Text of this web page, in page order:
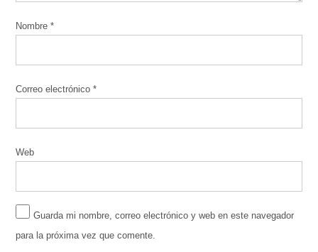
Nombre*
Correo electrónico*
Web
Guarda mi nombre, correo electrónico y web en este navegador
para la próxima vez que comente.